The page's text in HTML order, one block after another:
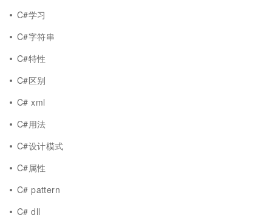
C#学习
C#字符串
C#特性
C#区别
C# xml
C#用法
C#设计模式
C#属性
C# pattern
C# dll